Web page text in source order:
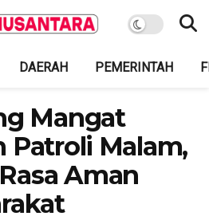
DAERAH PEMERINTAH
Mangat
Malam,
Aman